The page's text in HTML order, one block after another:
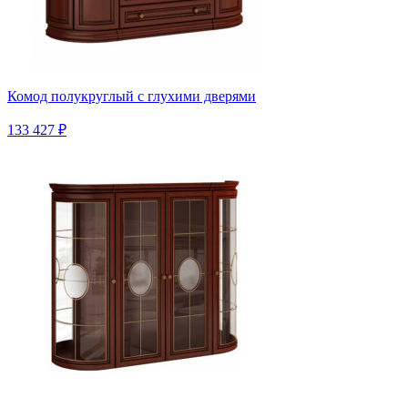
Комод полукруглый с глухими дверями
133 427 ₽